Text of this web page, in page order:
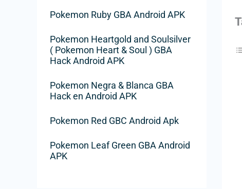
h
e
r
:
Pokemon Ruby GBA Android APK
Pokemon Heartgold and Soulsilver
( Pokemon Heart & Soul ) GBA
Hack Android APK
Pokemon Negra & Blanca GBA
Hack en Android APK
Pokemon Red GBC Android Apk
Pokemon Leaf Green GBA Android
APK